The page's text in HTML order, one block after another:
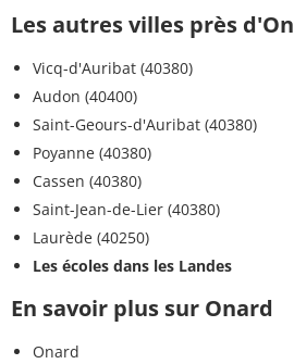
Les autres villes près
Vicq-d'Auribat (40380)
Audon (40400)
Saint-Geours-d'Auribat (40380)
Poyanne (40380)
Cassen (40380)
Saint-Jean-de-Lier (40380)
Laurède (40250)
Les écoles dans les Landes
En savoir plus sur Onard
Onard